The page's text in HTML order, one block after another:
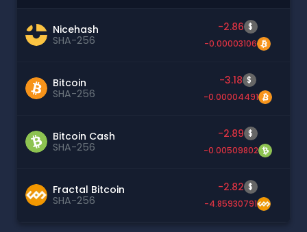
Nicehash
SHA-256
-2.86 $
-0.00003106
Bitcoin
SHA-256
-3.18 $
-0.00004491
Bitcoin Cash
SHA-256
-2.89 $
-0.00509802
Fractal Bitcoin
SHA-256
-2.82 $
-4.85930791